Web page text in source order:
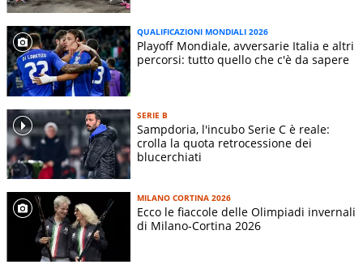
QUALIFICAZIONI MONDIALI 2026
Playoff Mondiale, avversarie Italia e altri
percorsi: tutto quello che c'è da sapere
SERIE B
Sampdoria, l'incubo Serie C è reale:
crolla la quota retrocessione dei
blucerchiati
MILANO CORTINA 2026
Ecco le fiaccole delle Olimpiadi invernali
di Milano-Cortina 2026